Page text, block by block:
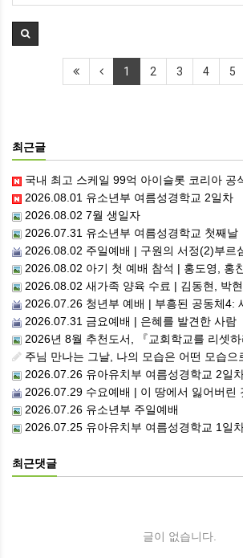
1 2 3 4 5
최근글
국내 최고 스케일 99억 아이슬롯 코리아 공식 에이전시 〃
2026.08.01 유소년부 여름성경학교 2일차
2026.08.02 7월 생일자
2026.07.31 유소년부 여름성경학교 첫째날
2026.08.02 주일예배 | 구원의 서정(2)부르심: 거절할 수
2026.08.02 아기 첫 예배 참석 | 홍도영, 홍찬영 아기(홍석진,
2026.08.02 새가족 양육 수료 | 김동현, 박
2026.07.26 청년부 예배 | 부흥된 공동체4:
2026.07.31 금요예배 | 은혜를 발견한 사람
2026년 8월 추천도서, 『교회학교를 리셋하
주님 만나는 그날, 나의 모습은 어떤 모습으로 주님 앞에
2026.07.26 유아유치부 여름성경학교 2일
2026.07.29 수요예배 | 이 땅에서 잃어버린
2026.07.26 유소년부 주일예배
2026.07.25 유아유치부 여름성경학교 1일
최근댓글
글이 없습니다.